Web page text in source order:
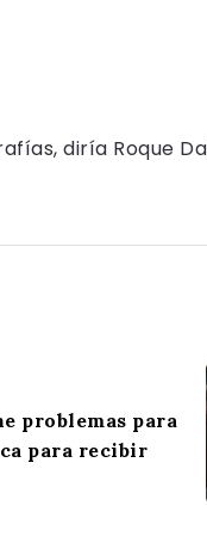
diría Roque
problemas para
para recibir